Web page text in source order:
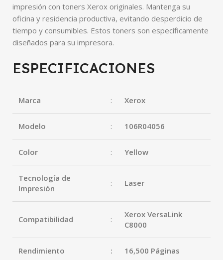
impresión con toners Xerox originales. Mantenga su
oficina y residencia productiva, evitando desperdicio de
tiempo y consumibles. Estos toners son específicamente
diseñados para su impresora.
ESPECIFICACIONES
Marca : Xerox
Modelo : 106R04056
Color : Yellow
Tecnología de
Impresión
: Laser
Compatibilidad :
Xerox VersaLink
C8000
Rendimiento : 16,500 Páginas